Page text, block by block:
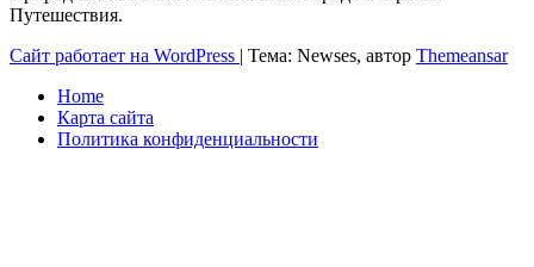
Путешествия.
Сайт работает на WordPress | Тема: Newses, автор Themeansar
Home
Карта сайта
Политика конфиденциальности